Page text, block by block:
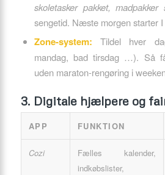
skoletasker pakket, madpakker
sengetid. Næste morgen starter I
Zone-system: Tildel hver
mandag, bad tirsdag …). Så
uden maraton-rengøring i
3. Digitale hjælpere og
APP FUNKTION
Cozi
Fælles kalender,
indkøbslister,